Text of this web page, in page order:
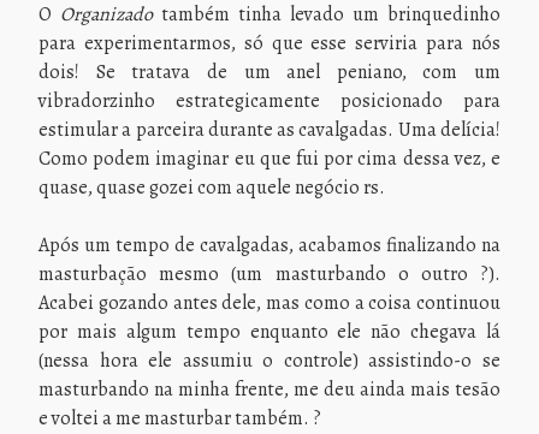
O Organizadotambém tinha levado um brinquedinho
para experimentarmos, só que esse serviria para nós
dois! Se tratava de um anel peniano, com um
vibradorzinho estrategicamente posicionado para
estimular a parceira durante as cavalgadas. Uma delícia!
Como podem imaginar eu que fui por cima dessa vez, e
quase, quase gozei com aquele negócio rs.
Após um tempo de cavalgadas, acabamos finalizando na
masturbação mesmo (um masturbando o outro ?).
Acabei gozando antes dele, mas como a coisa continuou
por mais algum tempo enquanto ele não chegava lá
(nessa hora ele assumiu o controle) assistindo-o se
masturbando na minha frente, me deu ainda mais tesão
e voltei a me masturbar também. ?